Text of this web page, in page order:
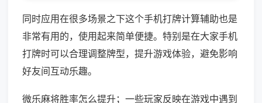
同时应用在很多场景之下这个手机打牌计算辅助也是
非常有用的，使用起来简单便捷。特别是在大家手机
打牌时可以合理调整牌型，提升游戏体验，避免影响
好友间互动乐趣。
微乐麻将胜率怎么提升；一些玩家反映在游戏中遇到